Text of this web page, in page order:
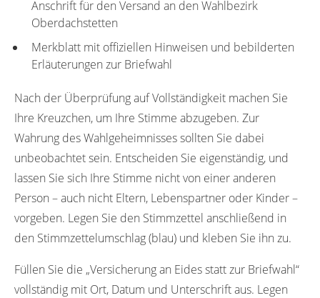
Anschrift für den Versand an den Wahlbezirk
Oberdachstetten
Merkblatt mit offiziellen Hinweisen und bebilderten
Erläuterungen zur Briefwahl
Nach der Überprüfung auf Vollständigkeit machen Sie
Ihre Kreuzchen, um Ihre Stimme abzugeben. Zur
Wahrung des Wahlgeheimnisses sollten Sie dabei
unbeobachtet sein. Entscheiden Sie eigenständig, und
lassen Sie sich Ihre Stimme nicht von einer anderen
Person – auch nicht Eltern, Lebenspartner oder Kinder –
vorgeben. Legen Sie den Stimmzettel anschließend in
den Stimmzettelumschlag (blau) und kleben Sie ihn zu.
Füllen Sie die „Versicherung an Eides statt zur Briefwahl“
vollständig mit Ort, Datum und Unterschrift aus. Legen